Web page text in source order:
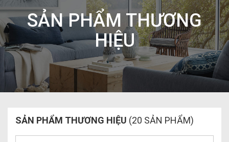
SẢN PHẨM THƯƠNG
HIỆU
SẢN PHẨM THƯƠNG HIỆU (20 SẢN PHẨM)